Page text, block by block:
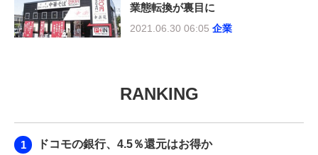
業態転換が裏目に
2021.06.30 06:05 企業
RANKING
ドコモの銀行、4.5％還元はお得か